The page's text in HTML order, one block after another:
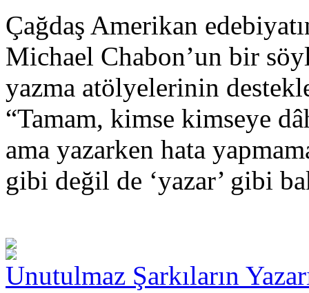
Çağdaş Amerikan
Michael Chabon’un bir
yazma atölyelerinin
“Tamam, kimse kimseye
ama yazarken hata
gibi değil de ‘yazar’ gibi
Unutulmaz Şarkıların